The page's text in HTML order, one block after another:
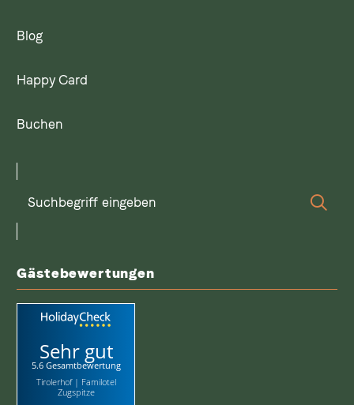
Blog
Happy Card
Buchen
Suchbegriff
Gästebewertungen
Sehr gut
5.6 Gesamtbewertung
Tirolerhof | Familotel
Zugspitze